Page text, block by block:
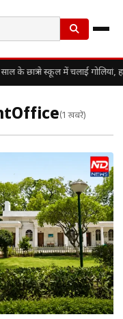
छात्र ने स्कूल में चलाई गोलियां,
(1 खबरें)